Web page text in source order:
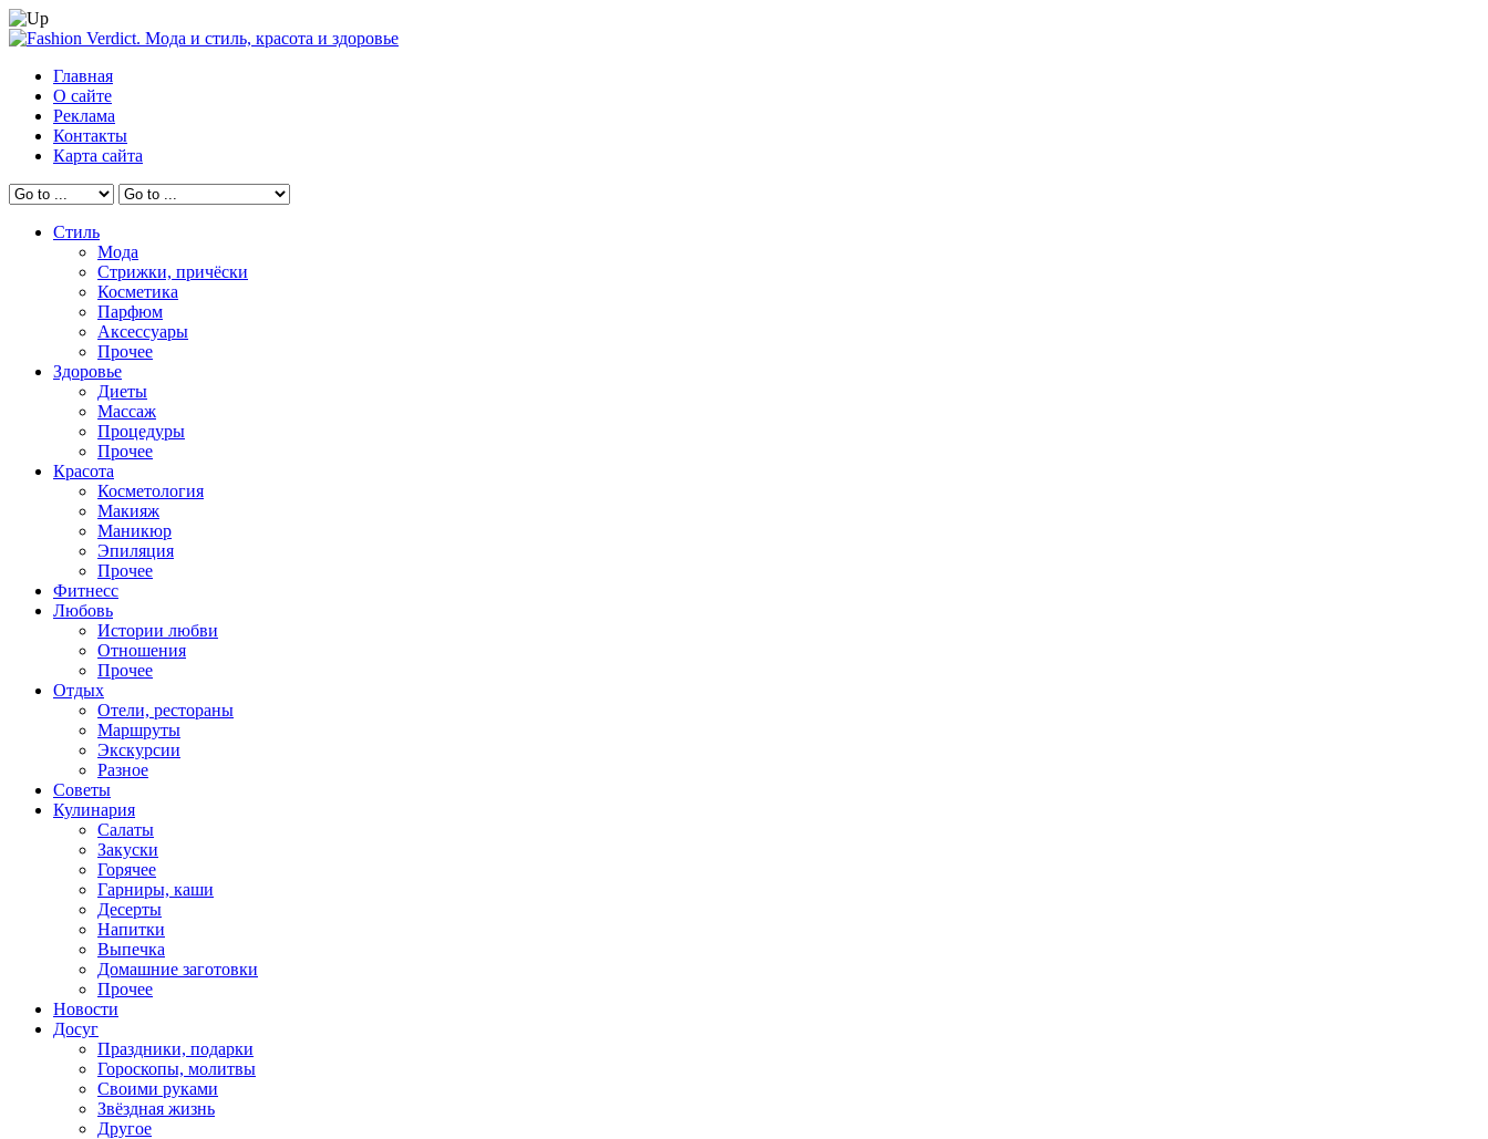
Главная
О сайте
Реклама
Контакты
Карта сайта
Стиль
Мода
Стрижки, причёски
Косметика
Парфюм
Аксессуары
Прочее
Здоровье
Диеты
Массаж
Процедуры
Прочее
Красота
Косметология
Макияж
Маникюр
Эпиляция
Прочее
Фитнесс
Любовь
Истории любви
Отношения
Прочее
Отдых
Отели, рестораны
Маршруты
Экскурсии
Разное
Советы
Кулинария
Салаты
Закуски
Горячее
Гарниры, каши
Десерты
Напитки
Выпечка
Домашние заготовки
Прочее
Новости
Досуг
Праздники, подарки
Гороскопы, молитвы
Своими руками
Звёздная жизнь
Другое